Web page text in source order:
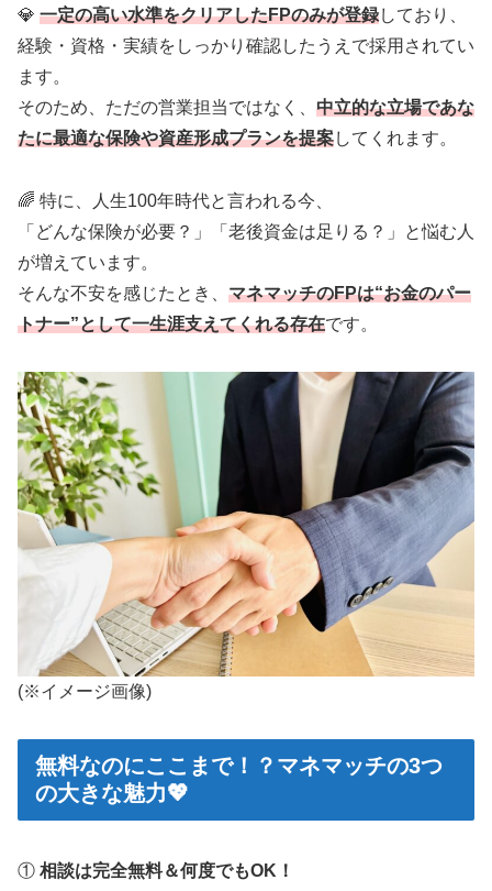
💎 一定の高い水準をクリアしたFPのみが登録しており、
経験・資格・実績をしっかり確認したうえで採用されてい
ます。
そのため、ただの営業担当ではなく、 中立的な立場であな
たに最適な保険や資産形成プランを提案してくれます。
🌈 特に、人生100年時代と言われる今、
「どんな保険が必要？」「老後資金は足りる？」と悩む人
が増えています。
そんな不安を感じたとき、 マネマッチのFPは“お金のパー
トナー”として一生涯支えてくれる存在です。
(※イメージ画像)
無料なのにここまで！？マネマッチの3つ
の大きな魅力💖
① 相談は完全無料＆何度でもOK！